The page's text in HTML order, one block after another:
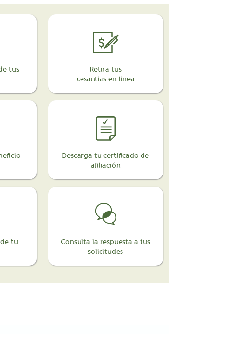
tus
tu
Retira tus
cesantías en línea
Descarga tu certificado de
afiliación
Consulta la respuesta a tus
solicitudes